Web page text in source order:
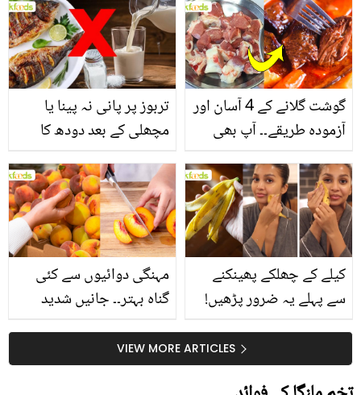
انگیز طبی فوائد
تربوز پر پانی نہ پینا یا
مچھلی کے بعد دودھ کا
سے متعلق غلط فہمیوں کی
حقیقت کیا ہے اور افواہ
کیا؟
گوشت گلانے کے 4 آسان اور
آزمودہ طریقے۔۔ آپ بھی
بتائے راز
مہنگی دوائیوں سے کئی
گناہ بہتر۔۔ جانیں شدید
کیوں کھانا چاہیے؟
کیلے کے چھلکے پھینکنے
سے پہلے یہ ضرور پڑھیں!
سستا اور قدرتی حلVIEW MORE ARTICLES